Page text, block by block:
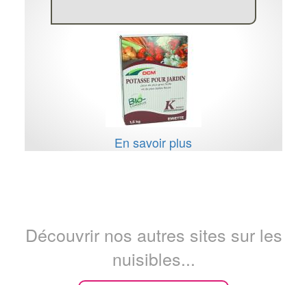
En savoir plus
Découvrir nos autres sites sur les
nuisibles...